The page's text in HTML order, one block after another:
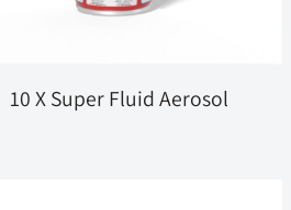
10 X Super Fluid Aerosol